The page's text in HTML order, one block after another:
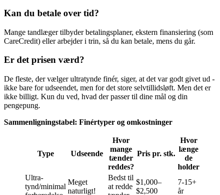
Kan du betale over tid?
Mange tandlæger tilbyder betalingsplaner, ekstern finansiering (som
CareCredit) eller arbejder i trin, så du kan betale, mens du går.
Er det prisen værd?
De fleste, der vælger ultratynde finér, siger, at det var godt givet ud -
ikke bare for udseendet, men for det store selvtillidsløft. Men det er
ikke billigt. Kun du ved, hvad der passer til dine mål og din
pengepung.
Sammenligningstabel: Finértyper og omkostninger
Type Udseende
Hvor
mange
tænder
reddes?
Pris pr. stk.
Hvor
længe
de
holder
Ultra-
tynd/minimal
Meget
naturligt!
Bedst til
at redde
$1,000–
$2,500
7-15+
år